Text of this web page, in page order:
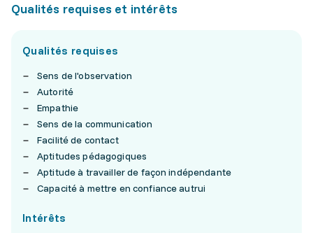
Qualités requises et intérêts
Qualités requises
Sens de l'observation
Autorité
Empathie
Sens de la communication
Facilité de contact
Aptitudes pédagogiques
Aptitude à travailler de façon indépendante
Capacité à mettre en confiance autrui
Intérêts